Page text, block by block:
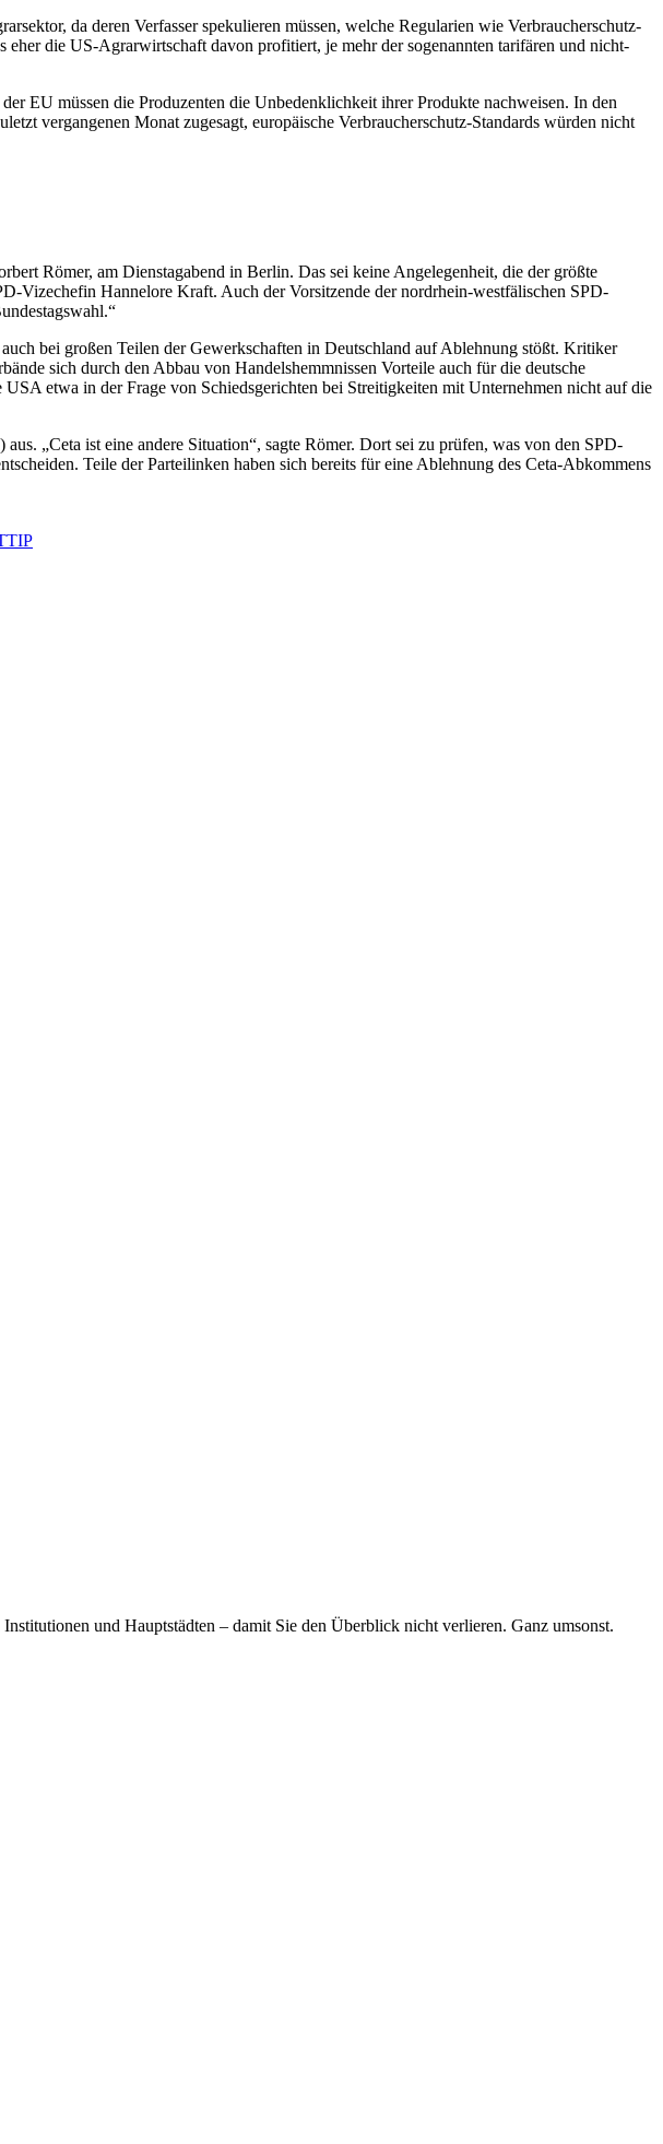
da deren Verfasser spekulieren müssen, welche Regularien wie Verbraucherschutz-
die US-Agrarwirtschaft davon profitiert, je mehr der sogenannten tarifären und nicht-
EU müssen die Produzenten die Unbedenklichkeit ihrer Produkte nachweisen. In den
vergangenen Monat zugesagt, europäische Verbraucherschutz-Standards würden nicht
Römer, am Dienstagabend in Berlin. Das sei keine Angelegenheit, die der größte
Vizechefin Hannelore Kraft. Auch der Vorsitzende der nordrhein-westfälischen SPD-
bei großen Teilen der Gewerkschaften in Deutschland auf Ablehnung stößt. Kritiker
sich durch den Abbau von Handelshemmnissen Vorteile auch für die deutsche
etwa in der Frage von Schiedsgerichten bei Streitigkeiten mit Unternehmen nicht auf die
„Ceta ist eine andere Situation“, sagte Römer. Dort sei zu prüfen, was von den SPD-
Teile der Parteilinken haben sich bereits für eine Ablehnung des Ceta-Abkommens
und Hauptstädten – damit Sie den Überblick nicht verlieren. Ganz umsonst.